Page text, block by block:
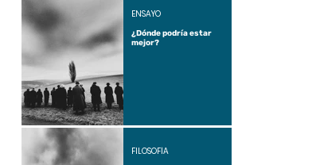
¿Dónde podría estar
mejor?
ENSAYO
FILOSOFÍA